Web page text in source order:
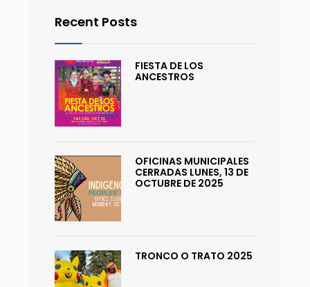
Recent Posts
FIESTA DE LOS
ANCESTROS
OFICINAS MUNICIPALES
CERRADAS LUNES, 13 DE
OCTUBRE DE 2025
TRONCO O TRATO 2025